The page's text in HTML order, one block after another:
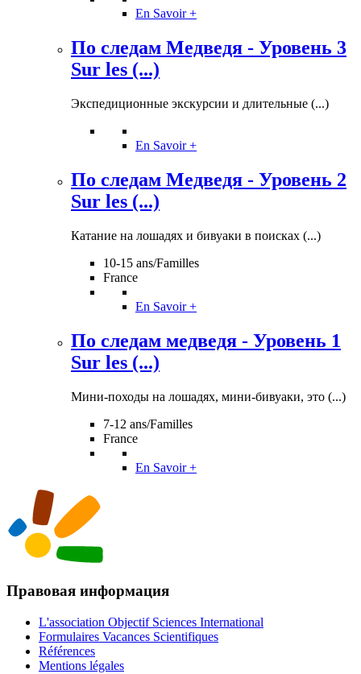
En Savoir +
По следам Медведя - Уровень 3
Sur les (...)
Экспедиционные экскурсии и длительные (...)
En Savoir +
По следам Медведя - Уровень 2
Sur les (...)
Катание на лошадях и бивуаки в поисках (...)
10-15 ans/Familles
France
En Savoir +
По следам медведя - Уровень 1
Sur les (...)
Мини-походы на лошадях, мини-бивуаки, это (...)
7-12 ans/Familles
France
En Savoir +
Правовая информация
L'association Objectif Sciences International
Formulaires Vacances Scientifiques
Références
Mentions légales